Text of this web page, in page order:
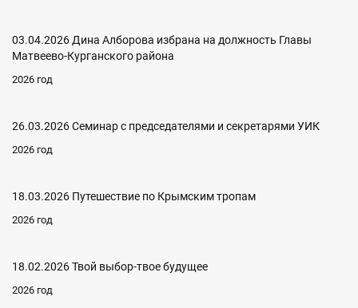
03.04.2026 Дина Алборова избрана на должность Главы
Матвеево-Курганского района
2026 год
26.03.2026 Семинар с председателями и секретарями УИК
2026 год
18.03.2026 Путешествие по Крымским тропам
2026 год
18.02.2026 Твой выбор-твое будущее
2026 год